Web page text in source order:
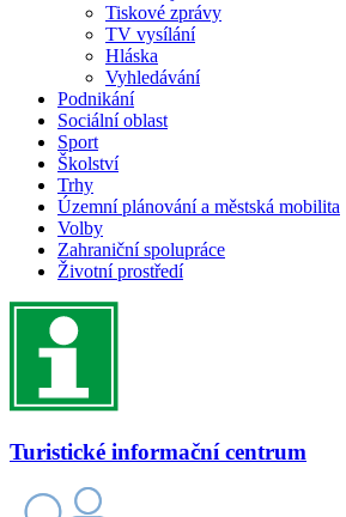
Tiskové zprávy
TV vysílání
Hláska
Vyhledávání
Podnikání
Sociální oblast
Sport
Školství
Trhy
Územní plánování a městská mobilita
Volby
Zahraniční spolupráce
Životní prostředí
Turistické informační centrum